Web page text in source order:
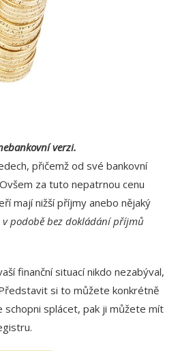
verzi.
přičemž od své bankovní
za tuto nepatrnou cenu
mají nižší příjmy anebo nějaký
podobě bez dokládání příjmů
finanční situací nikdo nezabýval,
si to můžete konkrétně
schopni splácet, pak ji můžete mít